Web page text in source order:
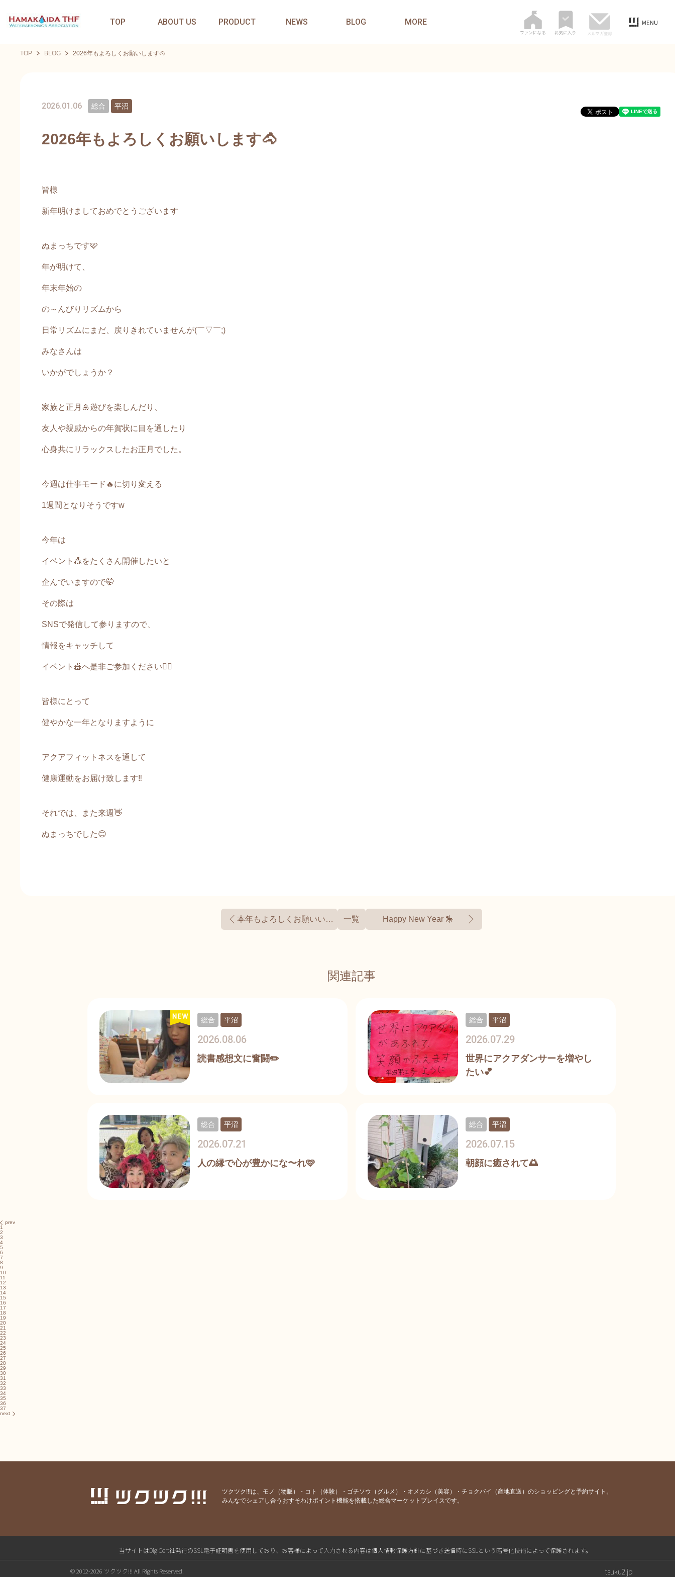
TOP ABOUT US PRODUCT NEWS BLOG MORE
TOP BLOG 2026年もよろしくお願いします🐴
2026.01.06 総合 平沼
2026年もよろしくお願いします🐴
皆様
新年明けましておめでとうございます
ぬまっちです🩷
年が明けて、
年末年始の
の～んびりリズムから
日常リズムにまだ、戻りきれていませんが(￣▽￣;)
みなさんは
いかがでしょうか？
家族と正月🎍遊びを楽しんだり、
友人や親戚からの年賀状に目を通したり
心身共にリラックスしたお正月でした。
今週は仕事モード🔥に切り変える
1週間となりそうですw
今年は
イベント🎪をたくさん開催したいと
企んでいますので🤭
その際は
SNSで発信して参りますので、
情報をキャッチして
イベント🎪へ是非ご参加ください🙇‍♀️
皆様にとって
健やかな一年となりますように
アクアフィットネスを通して
健康運動をお届け致します‼️
それでは、また来週👋
ぬまっちでした😊
本年もよろしくお願いいたします 一覧 Happy New Year 🎠
関連記事
読書感想文に奮闘✏️
2026.08.06
総合 平沼
世界にアクアダンサーを増やし
たい💕
2026.07.29
総合 平沼
人の縁で心が豊かにな〜れ🩷
2026.07.21
総合 平沼
朝顔に癒されて🌅
2026.07.15
総合 平沼
prev
1
2
3
4
5
6
7
8
9
10
11
12
13
14
15
16
17
18
19
20
21
22
23
24
25
26
27
28
29
30
31
32
33
34
35
36
37
next
ツクツク!!!は、モノ（物販）・コト（体験）・ゴチソウ（グルメ）・オメカシ（美容）・チョクバイ（産地直送）のショッピングと予約サイト。
みんなでシェアし合うおすそわけポイント機能を搭載した総合マーケットプレイスです。
当サイトはDigiCert社発行のSSL電子証明書を使用しており、お客様によって入力される内容は個人情報保護方針に基づき送信時にSSLという暗号化技術によって保護されます。
© 2012-2026 ツクツク!!! All Rights Reserved. tsuku2.jp